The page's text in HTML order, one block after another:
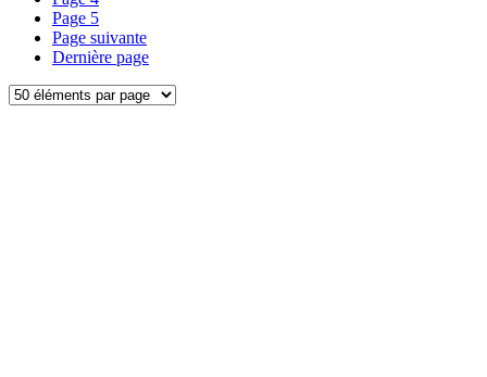
Page 5
Page suivante
Dernière page